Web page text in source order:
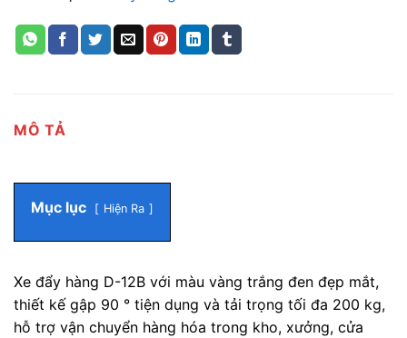
MÔ TẢ
Mục lục Hiện Ra
Xe đẩy hàng D-12B với màu vàng trắng đen đẹp mắt,
thiết kế gập 90 ° tiện dụng và tải trọng tối đa 200 kg,
hỗ trợ vận chuyển hàng hóa trong kho, xưởng, cửa